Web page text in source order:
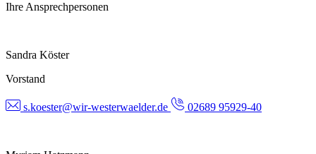
Ihre Ansprechpersonen
Sandra Köster
Vorstand
s.koester@wir-westerwaelder.de 02689 95929-40